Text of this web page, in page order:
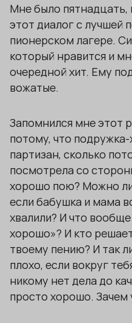
Мне было пятнадцать,
этот диалог с лучшей
пионерском лагере.
который нравится и
очередной хит. Ему
вожатые.
Запомнился мне этот
потому, что
партизан, сколько
посмотрела со
хорошо пою? Можно
если бабушка и мама
хвалили? И что
хорошо»? И кто
твоему пению? И так
плохо, если вокруг
никому нет дела до
просто хорошо. Зачем